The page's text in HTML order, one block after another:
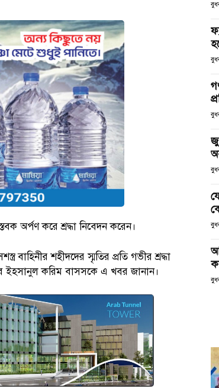
অর্পণ করে শ্রদ্ধা নিবেদন করেন।
বাহিনীর শহীদদের স্মৃতির প্রতি গভীর শ্রদ্ধা
ইহসানুল করিম বাসসকে এ খবর জানান।